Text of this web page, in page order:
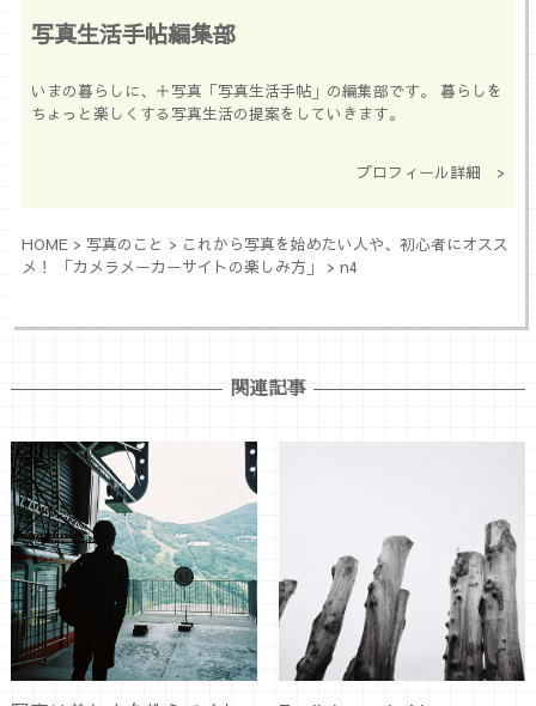
写真生活手帖編集部
いまの暮らしに、＋写真「写真生活手帖」の編集部です。 暮らしを
ちょっと楽しくする写真生活の提案をしていきます。
プロフィール詳細 >
HOME> 写真のこと > これから写真を始めたい人や、初心者にオスス
メ！ 「カメラメーカーサイトの楽しみ方」
> n4
関連記事